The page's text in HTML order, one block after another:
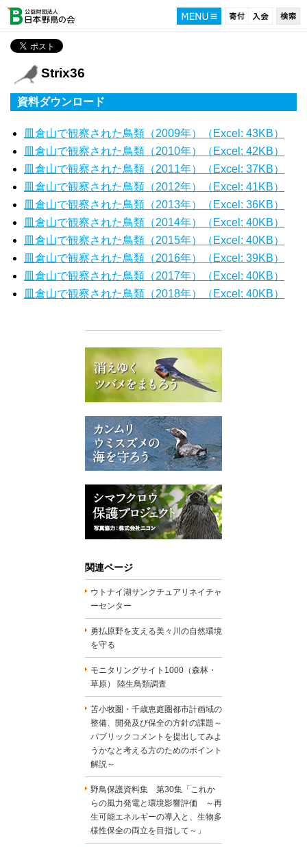
Strix36
資料ダウンロード
皿倉山で観察された鳥類（2009年）（Excel: 43KB）
皿倉山で観察された鳥類（2010年）（Excel: 42KB）
皿倉山で観察された鳥類（2011年）（Excel: 37KB）
皿倉山で観察された鳥類（2012年）（Excel: 41KB）
皿倉山で観察された鳥類（2013年）（Excel: 36KB）
皿倉山で観察された鳥類（2014年）（Excel: 40KB）
皿倉山で観察された鳥類（2015年）（Excel: 40KB）
皿倉山で観察された鳥類（2016年）（Excel: 39KB）
皿倉山で観察された鳥類（2017年）（Excel: 40KB）
皿倉山で観察された鳥類（2018年）（Excel: 40KB）
関連ページ
ウトナイ湖サンクチュアリネイチャ
ーセンター
勇払原野を支える美々川の自然環境
を守る
モニタリングサイト1000（森林・
草原） 陸生鳥類調査
苫小牧圏・千歳恵庭圏都市計画域の
整備、開発及び保全の方針の課題～
パブリックコメントを提出してみよ
うかなと考える方のためのポイント
解説～
野鳥保護資料集 第30集「これか
らの風力発電と環境影響評価 ～再
生可能エネルギーの導入と、生物多
様性保全の両立を目指して～」